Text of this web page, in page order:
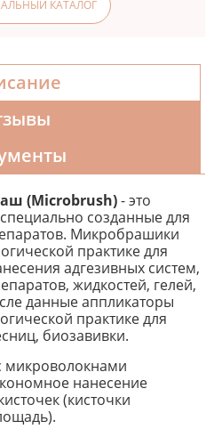
КАТАЛОГ
(Microbrush)- это
созданные для
Микробрашики
практике для
адгезивных систем,
жидкостей, гелей,
данные аппликаторы
практике для
биозавивки.
микроволокнами
нанесение
(кисточки